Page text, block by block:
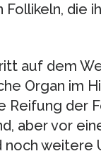
die
auf dem
Organ im
Reifung der
aber vor
noch weitere